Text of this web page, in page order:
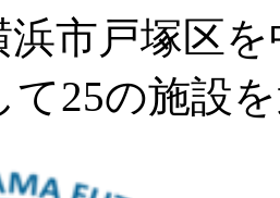
浜市戸塚区
て25の施設